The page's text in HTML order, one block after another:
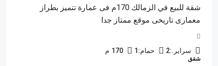
شقة للبيع في الزمالك 170م فى عمارة تتميز بطراز
معمارى تاريخى موقع ممتاز جدا
سراير.:2 حمام: 1
170 م
شقق